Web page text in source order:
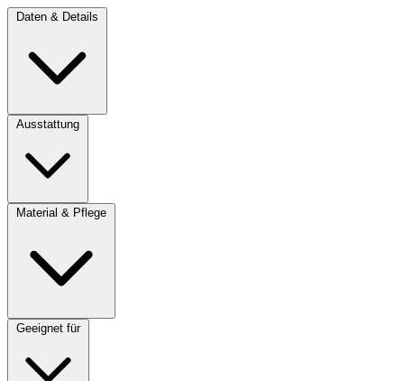
Daten & Details
Ausstattung
Material & Pflege
Geeignet für